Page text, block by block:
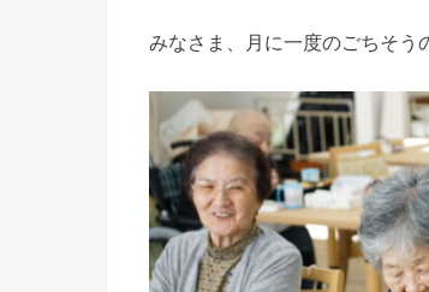
みなさま、月に一度のごちそう